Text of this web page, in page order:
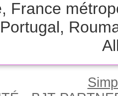
, France
Portugal,